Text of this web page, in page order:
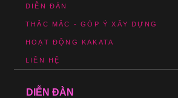
DIỄN ĐÀN
THẮC MẮC - GÓP Ý XÂY DỰNG
HOẠT ĐỘNG KAKATA
LIÊN HỆ
DIỄN ĐÀN